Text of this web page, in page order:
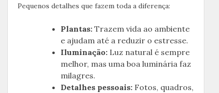
Pequenos detalhes que fazem toda a diferença:
Plantas: Trazem vida ao ambiente
e ajudam até a reduzir o estresse.
Iluminação: Luz natural é sempre
melhor, mas uma boa luminária faz
milagres.
Detalhes pessoais: Fotos, quadros,